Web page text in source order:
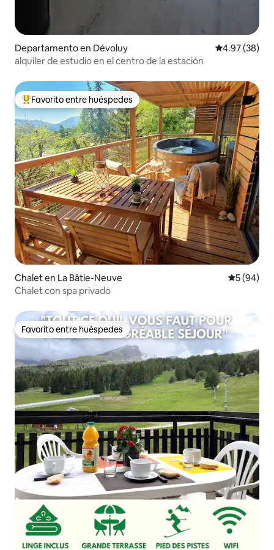
Departamento en Dévoluy Calificación
4.97 (38)
alquiler de estudio en el centro de la estación
De los mejores en Favorito entre huéspedes
Favorito entre huéspedes
Chalet en La Bâtie-Neuve
5 (94)
Chalet con spa privado
Favorito entre huéspedes
Favorito entre huéspedes